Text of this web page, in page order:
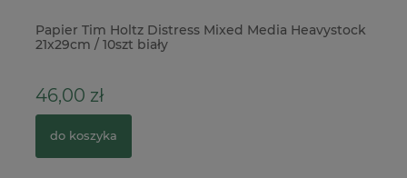
Papier Tim Holtz Distress Mixed Media Heavystock
21x29cm / 10szt biały
46,00 zł
do koszyka